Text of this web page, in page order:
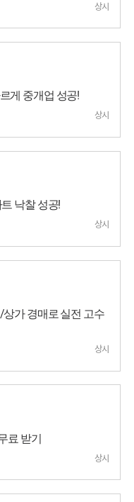
상시
게 중개업 성공!
상시
낙찰 성공!
상시
가 경매로 실전 고수
상시
료 받기
상시